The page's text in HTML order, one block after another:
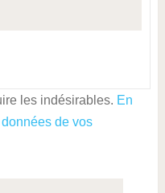
les indésirables. En
de vos